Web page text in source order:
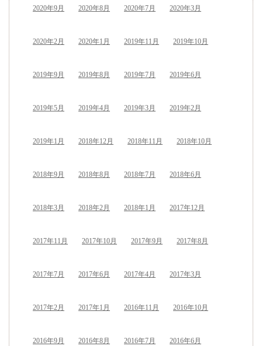
2020年9月 2020年8月 2020年7月 2020年3月
2020年2月 2020年1月 2019年11月 2019年10月
2019年9月 2019年8月 2019年7月 2019年6月
2019年5月 2019年4月 2019年3月 2019年2月
2019年1月 2018年12月 2018年11月 2018年10月
2018年9月 2018年8月 2018年7月 2018年6月
2018年3月 2018年2月 2018年1月 2017年12月
2017年11月 2017年10月 2017年9月 2017年8月
2017年7月 2017年6月 2017年4月 2017年3月
2017年2月 2017年1月 2016年11月 2016年10月
2016年9月 2016年8月 2016年7月 2016年6月